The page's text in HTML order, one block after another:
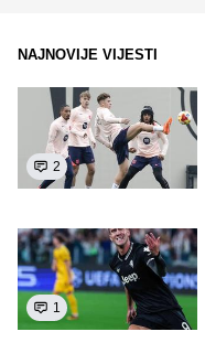
NAJNOVIJE VIJESTI
2
1